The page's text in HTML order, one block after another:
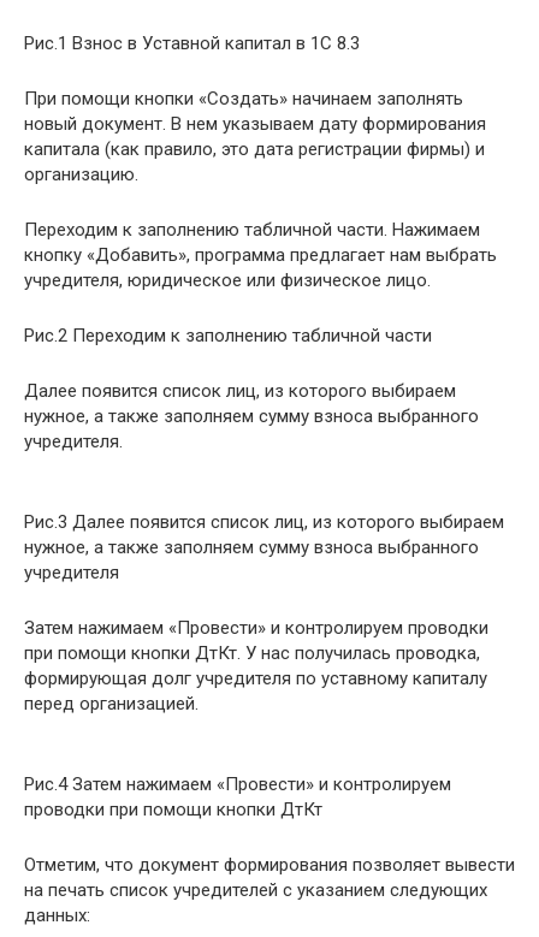
Рис.1 Взнос в Уставной капитал в 1С 8.3
При помощи кнопки «Создать» начинаем заполнять
новый документ. В нем указываем дату формирования
капитала (как правило, это дата регистрации фирмы) и
организацию.
Переходим к заполнению табличной части. Нажимаем
кнопку «Добавить», программа предлагает нам выбрать
учредителя, юридическое или физическое лицо.
Рис.2 Переходим к заполнению табличной части
Далее появится список лиц, из которого выбираем
нужное, а также заполняем сумму взноса выбранного
учредителя.
Рис.3 Далее появится список лиц, из которого выбираем
нужное, а также заполняем сумму взноса выбранного
учредителя
Затем нажимаем «Провести» и контролируем проводки
при помощи кнопки ДтКт. У нас получилась проводка,
формирующая долг учредителя по уставному капиталу
перед организацией.
Рис.4 Затем нажимаем «Провести» и контролируем
проводки при помощи кнопки ДтКт
Отметим, что документ формирования позволяет вывести
на печать список учредителей с указанием следующих
данных: